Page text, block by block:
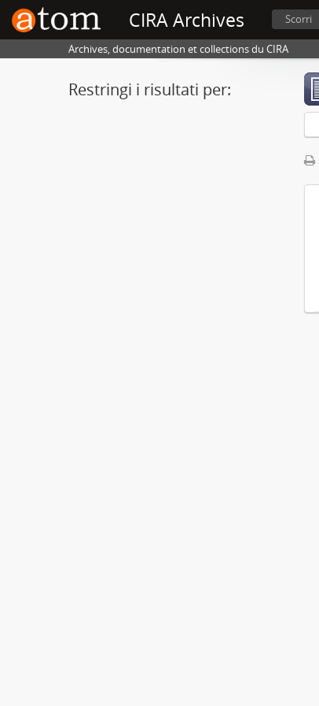
CIRA Archives Scorri
Archives, documentation et collections du CIRA
Restringi i risultati per: